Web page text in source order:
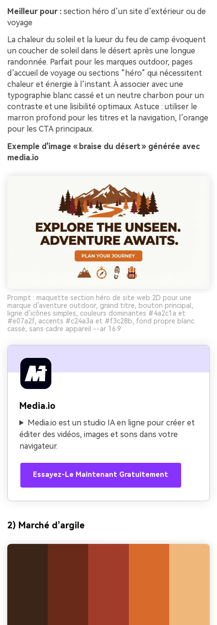
Meilleur pour : section héro d’un site d’extérieur ou de
voyage
La chaleur du soleil et la lueur du feu de camp évoquent
un coucher de soleil dans le désert après une longue
randonnée. Parfait pour les marques outdoor, pages
d’accueil de voyage ou sections “héro” qui nécessitent
chaleur et énergie à l’instant. À associer avec une
typographie blanc cassé et un neutre charbon pour un
contraste et une lisibilité optimaux. Astuce : utiliser le
marron profond pour les titres et la navigation, l’orange
pour les CTA principaux.
Exemple d'image « braise du désert » générée avec
media.io
Prompt : maquette section héro de site web 2D pour une
marque d’aventure outdoor, grand titre, bouton principal,
ligne d’icônes simples, couleurs dominantes #4a2c1a et
#e07a2f, accents #c24a3a et #f3c28b, fond propre blanc
cassé, sans cadre appareil --ar 16:9
Media.io
Media.io est un studio IA en ligne pour créer et
éditer des vidéos, images et sons dans votre
navigateur.
Essayez-Le Maintenant Gratuitement
2) Marché d’argile